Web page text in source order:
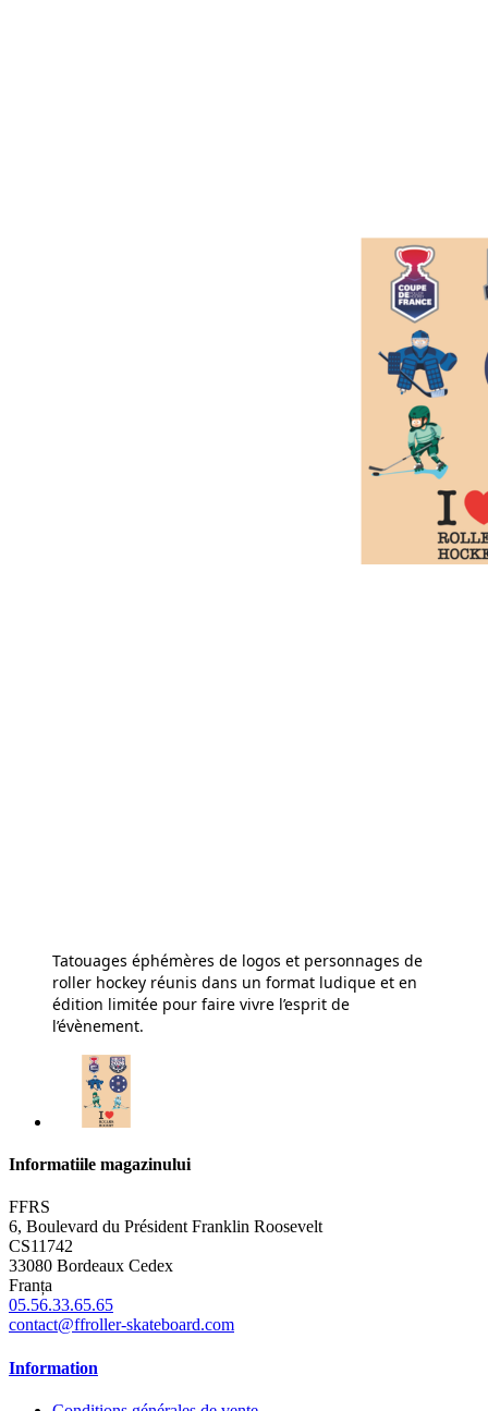
Tatouages éphémères de logos et personnages de
roller hockey réunis dans un format ludique et en
édition limitée pour faire vivre l’esprit de
l’évènement.
Informatiile magazinului
FFRS
6, Boulevard du Président Franklin Roosevelt
CS11742
33080 Bordeaux Cedex
Franța
05.56.33.65.65
contact@ffroller-skateboard.com
Information